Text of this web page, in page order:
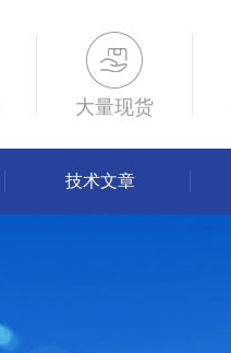
大量现货
技术文章